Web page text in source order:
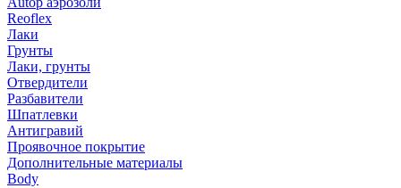
Reoflex
Лаки
Грунты
Лаки, грунты
Отвердители
Разбавители
Шпатлевки
Антигравий
Проявочное покрытие
Дополнительные материалы
Body